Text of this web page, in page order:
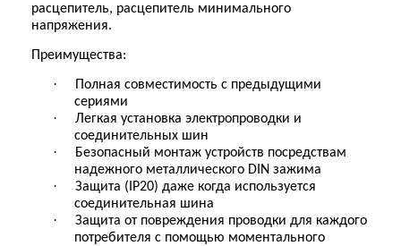
расцепитель, расцепитель минимального
напряжения.
Преимущества:
·
Полная совместимость с предыдущими
сериями
·
Легкая установка электропроводки и
соединительных шин
·
Безопасный монтаж устройств посредствам
надежного металлического DIN зажима
·
Защита (IP20) даже когда используется
соединительная шина
·
Защита от повреждения проводки для каждого
потребителя с помощью моментального